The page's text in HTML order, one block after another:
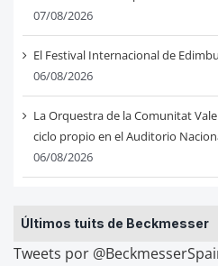
07/08/2026
El Festival Internacional de
06/08/2026
La Orquestra de la Comunitat
ciclo propio en el Auditorio
06/08/2026
Últimos tuits de Beckmesser
Tweets por